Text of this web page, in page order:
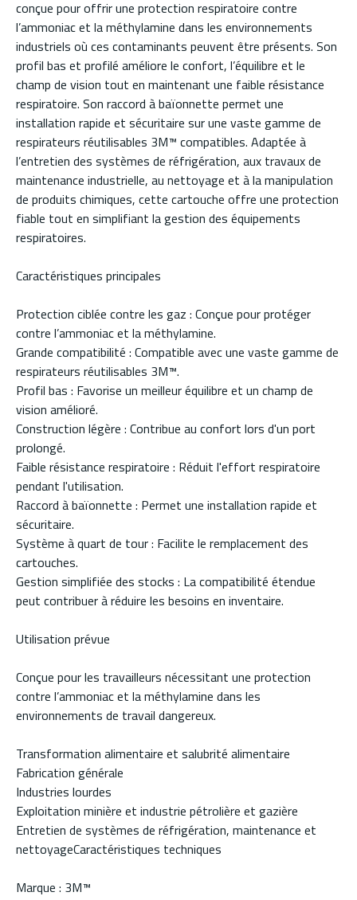
conçue pour offrir une protection respiratoire contre
l’ammoniac et la méthylamine dans les environnements
industriels où ces contaminants peuvent être présents. Son
profil bas et profilé améliore le confort, l’équilibre et le
champ de vision tout en maintenant une faible résistance
respiratoire. Son raccord à baïonnette permet une
installation rapide et sécuritaire sur une vaste gamme de
respirateurs réutilisables 3M™ compatibles. Adaptée à
l’entretien des systèmes de réfrigération, aux travaux de
maintenance industrielle, au nettoyage et à la manipulation
de produits chimiques, cette cartouche offre une protection
fiable tout en simplifiant la gestion des équipements
respiratoires.
Caractéristiques principales
Protection ciblée contre les gaz : Conçue pour protéger
contre l’ammoniac et la méthylamine.
Grande compatibilité : Compatible avec une vaste gamme de
respirateurs réutilisables 3M™.
Profil bas : Favorise un meilleur équilibre et un champ de
vision amélioré.
Construction légère : Contribue au confort lors d'un port
prolongé.
Faible résistance respiratoire : Réduit l'effort respiratoire
pendant l'utilisation.
Raccord à baïonnette : Permet une installation rapide et
sécuritaire.
Système à quart de tour : Facilite le remplacement des
cartouches.
Gestion simplifiée des stocks : La compatibilité étendue
peut contribuer à réduire les besoins en inventaire.
Utilisation prévue
Conçue pour les travailleurs nécessitant une protection
contre l’ammoniac et la méthylamine dans les
environnements de travail dangereux.
Transformation alimentaire et salubrité alimentaire
Fabrication générale
Industries lourdes
Exploitation minière et industrie pétrolière et gazière
Entretien de systèmes de réfrigération, maintenance et
nettoyageCaractéristiques techniques
Marque : 3M™